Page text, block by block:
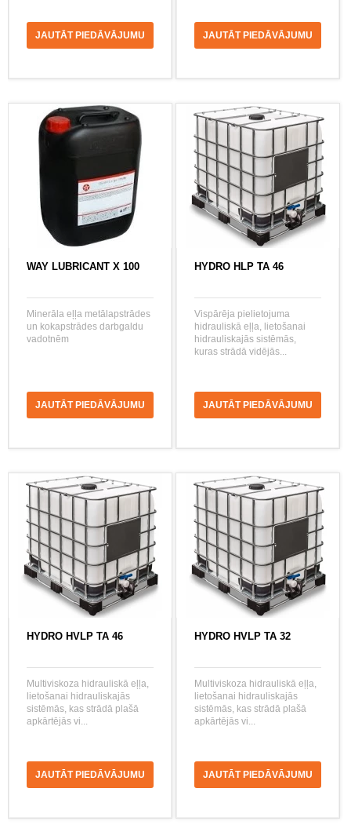
JAUTĀT PIEDĀVĀJUMU JAUTĀT PIEDĀVĀJUMU
WAY LUBRICANT X 100
Minerāla eļļa metālapstrādes
un kokapstrādes darbgaldu
vadotnēm
JAUTĀT PIEDĀVĀJUMU
HYDRO HLP TA 46
Vispārēja pielietojuma
hidrauliskā eļļa, lietošanai
hidrauliskajās sistēmās,
kuras strādā vidējās...
JAUTĀT PIEDĀVĀJUMU
HYDRO HVLP TA 46
Multiviskoza hidrauliskā eļļa,
lietošanai hidrauliskajās
sistēmās, kas strādā plašā
apkārtējās vi...
JAUTĀT PIEDĀVĀJUMU
HYDRO HVLP TA 32
Multiviskoza hidrauliskā eļļa,
lietošanai hidrauliskajās
sistēmās, kas strādā plašā
apkārtējās vi...
JAUTĀT PIEDĀVĀJUMU